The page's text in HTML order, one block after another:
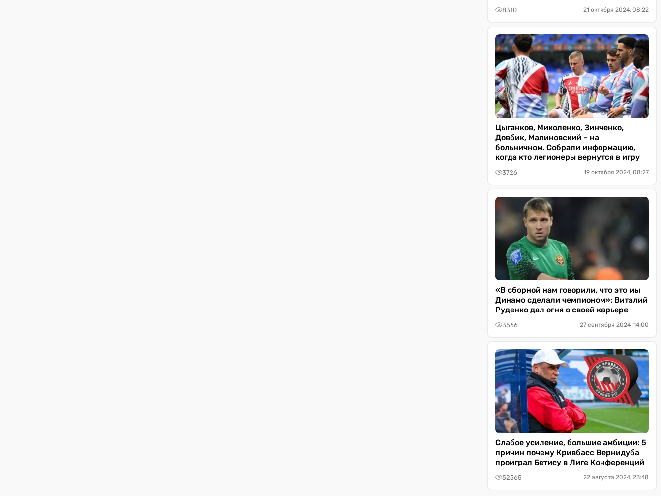
8310 21 октября 2024, 08:22
Цыганков, Миколенко, Зинченко,
Довбик, Малиновский – на
больничном. Собрали информацию,
когда кто легионеры вернутся в игру
3726 19 октября 2024, 08:27
«В сборной нам говорили, что это мы
Динамо сделали чемпионом»: Виталий
Руденко дал огня о своей карьере
3566 27 сентября 2024, 14:00
Слабое усиление, большие амбиции: 5
причин почему Кривбасс Вернидуба
проиграл Бетису в Лиге Конференций
52565 22 августа 2024, 23:48